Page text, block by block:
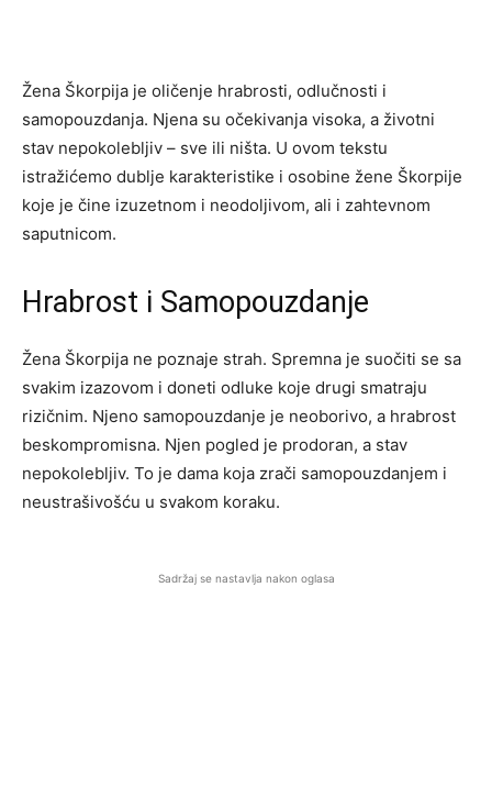
Žena Škorpija je oličenje hrabrosti, odlučnosti i
samopouzdanja. Njena su očekivanja visoka, a životni
stav nepokolebljiv – sve ili ništa. U ovom tekstu
istražićemo dublje karakteristike i osobine žene Škorpije
koje je čine izuzetnom i neodoljivom, ali i zahtevnom
saputnicom.
Hrabrost i Samopouzdanje
Žena Škorpija ne poznaje strah. Spremna je suočiti se sa
svakim izazovom i doneti odluke koje drugi smatraju
rizičnim. Njeno samopouzdanje je neoborivo, a hrabrost
beskompromisna. Njen pogled je prodoran, a stav
nepokolebljiv. To je dama koja zrači samopouzdanjem i
neustrašivošću u svakom koraku.
Sadržaj se nastavlja nakon oglasa